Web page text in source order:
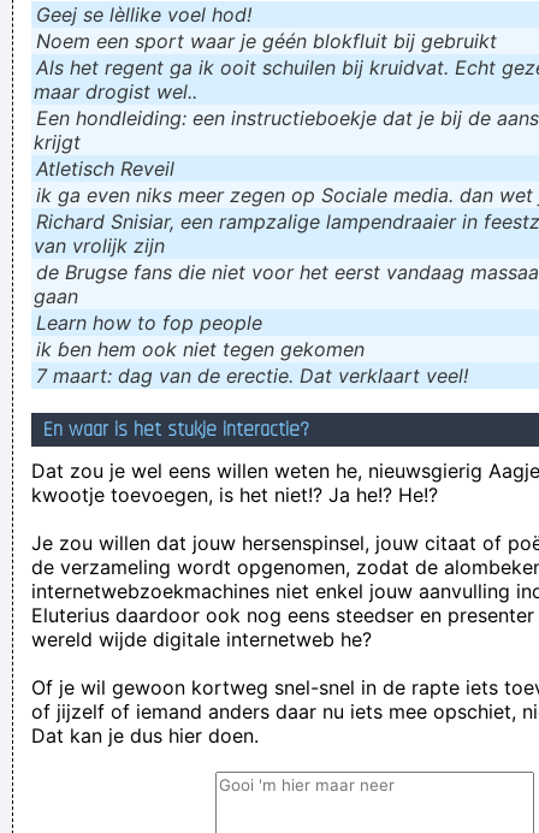
Geej se lèllike voel hod!
Noem een sport waar je géén blokfluit bij gebruikt
Als het regent ga ik ooit schuilen bij kruidvat. Echt
maar drogist wel..
Een hondleiding: een instructieboekje dat je bij de
krijgt
Atletisch Reveil
ik ga even niks meer zegen op Sociale media. dan
Richard Snisiar, een rampzalige lampendraaier in
van vrolijk zijn
de Brugse fans die niet voor het eerst vandaag
gaan
Learn how to fop people
ik ɓen hem ook niet tegen gekomen
7 maart: dag van de erectie. Dat verklaart veel!
En waar is het stukje interactie?
Dat zou je wel eens willen weten he, nieuwsgierig
kwootje toevoegen, is het niet!? Ja he!? He!?
Je zou willen dat jouw hersenspinsel, jouw citaat of
de verzameling wordt opgenomen, zodat de
internetwebzoekmachines niet enkel jouw aanvulling
Eluterius daardoor ook nog eens steedser en
wereld wijde digitale internetweb he?
Of je wil gewoon kortweg snel-snel in de rapte iets
of jijzelf of iemand anders daar nu iets mee opschiet,
Dat kan je dus hier doen.